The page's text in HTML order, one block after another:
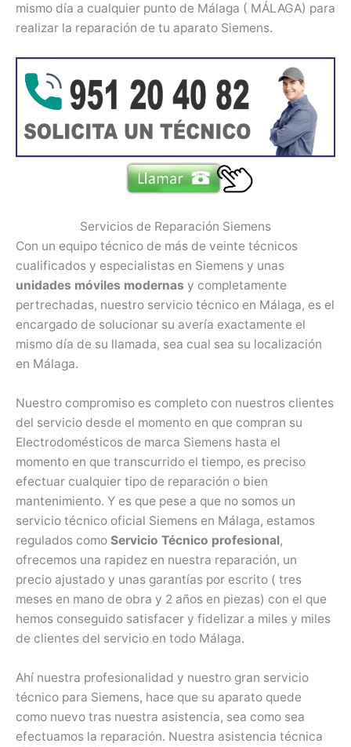
mismo día a cualquier punto de Málaga ( MÁLAGA) para
realizar la reparación de tu aparato Siemens.
Servicios de Reparación Siemens
Con un equipo técnico de más de veinte técnicos
cualificados y especialistas en Siemens y unas
unidades móviles modernas y completamente
pertrechadas, nuestro servicio técnico en Málaga, es el
encargado de solucionar su avería exactamente el
mismo día de su llamada, sea cual sea su localización
en Málaga.
Nuestro compromiso es completo con nuestros clientes
del servicio desde el momento en que compran su
Electrodomésticos de marca Siemens hasta el
momento en que transcurrido el tiempo, es preciso
efectuar cualquier tipo de reparación o bien
mantenimiento. Y es que pese a que no somos un
servicio técnico oficial Siemens en Málaga, estamos
regulados como Servicio Técnico profesional,
ofrecemos una rapidez en nuestra reparación, un
precio ajustado y unas garantías por escrito ( tres
meses en mano de obra y 2 años en piezas) con el que
hemos conseguido satisfacer y fidelizar a miles y miles
de clientes del servicio en todo Málaga.
Ahí nuestra profesionalidad y nuestro gran servicio
técnico para Siemens, hace que su aparato quede
como nuevo tras nuestra asistencia, sea como sea
efectuamos la reparación. Nuestra asistencia técnica